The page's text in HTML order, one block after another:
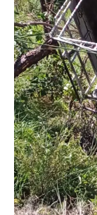
LIVE